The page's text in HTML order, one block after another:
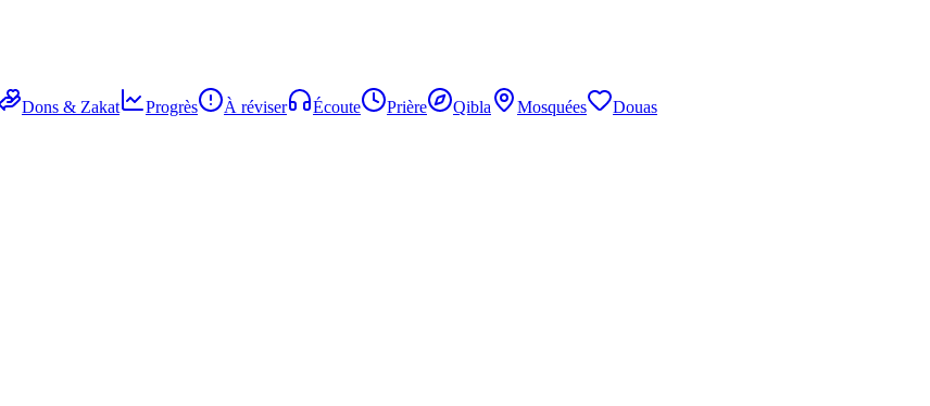
Dons & Zakat Progrès À réviser Écoute Prière Qibla Mosquées Douas